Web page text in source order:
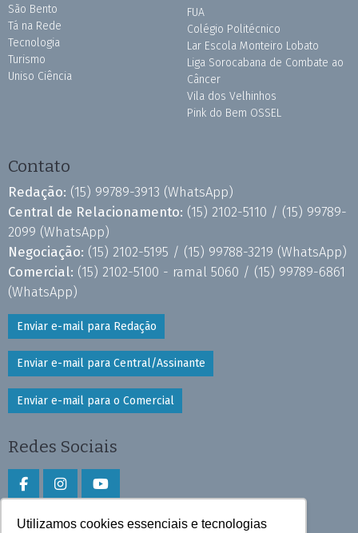
Utilizamos cookies essenciais e tecnologias
São Bento
Tá na Rede
Tecnologia
Turismo
Uniso Ciência
FUA
Colégio Politécnico
Lar Escola Monteiro Lobato
Liga Sorocabana de Combate ao
Câncer
Vila dos Velhinhos
Pink do Bem OSSEL
Contato
Redação: (15) 99789-3913 (WhatsApp)
Central de Relacionamento: (15) 2102-5110 / (15) 99789-
2099 (WhatsApp)
Negociação: (15) 2102-5195 / (15) 99788-3219 (WhatsApp)
Comercial: (15) 2102-5100 - ramal 5060 / (15) 99789-6861
(WhatsApp)
Enviar e-mail para Redação
Enviar e-mail para Central/Assinante
Enviar e-mail para o Comercial
Redes Sociais